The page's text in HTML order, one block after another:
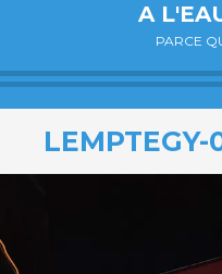
A
PARCE
LEMPTEGY-